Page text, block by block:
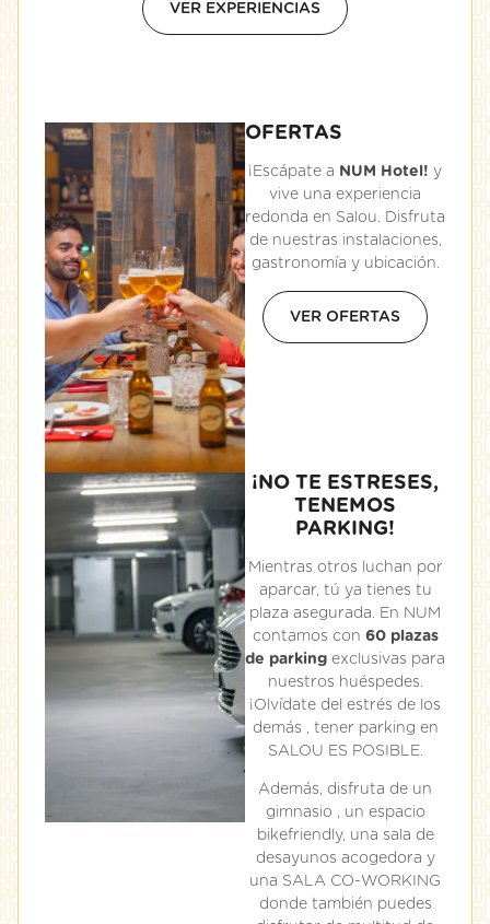
VER EXPERIENCIAS
OFERTAS
¡Escápate a NUM Hotel! y
vive una experiencia
redonda en Salou. Disfruta
de nuestras instalaciones,
gastronomía y ubicación.
VER OFERTAS
¡NO TE ESTRESES,
TENEMOS
PARKING!
Mientras otros luchan por
aparcar, tú ya tienes tu
plaza asegurada. En NUM
contamos con 60 plazas
de parking exclusivas para
nuestros huéspedes.
¡Olvídate del estrés de los
demás , tener parking en
SALOU ES POSIBLE.
Además, disfruta de un
gimnasio , un espacio
bikefriendly, una sala de
desayunos acogedora y
una SALA CO-WORKING
donde también puedes